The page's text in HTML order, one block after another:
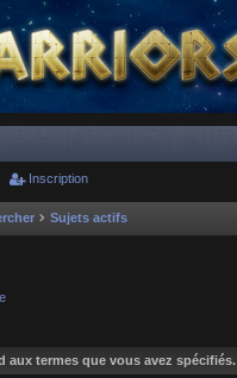
Inscription
Sujets actifs
aux termes que vous avez spécifiés.